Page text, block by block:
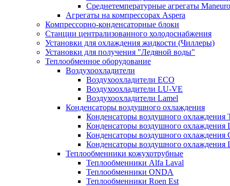
Среднетемпературные агрегаты
Агрегаты на компрессорах Aspera
Компрессорно-конденсаторные блоки
Станции централизованного холодоснабжения
Установки для охлаждения жидкости (Чиллеры)
Установки для получения "Ледяной воды"
Теплообменное оборудование
Воздухоохладители
Воздухоохладители EСО
Воздухоохладители LU-VE
Воздухоохладители Lamel
Конденсаторы воздушного охлаждения
Конденсаторы воздушного охлаждения
Конденсаторы воздушного
Конденсаторы воздушного охлаждения
Конденсаторы воздушного
Теплообменники кожухотрубные
Теплообменники Alfa Laval
Теплообменники ONDA
Теплообменники Roen Est